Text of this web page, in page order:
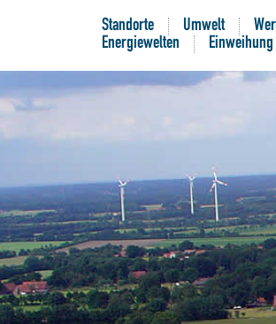
Standorte Umwelt
Energiewelten
Einweihung